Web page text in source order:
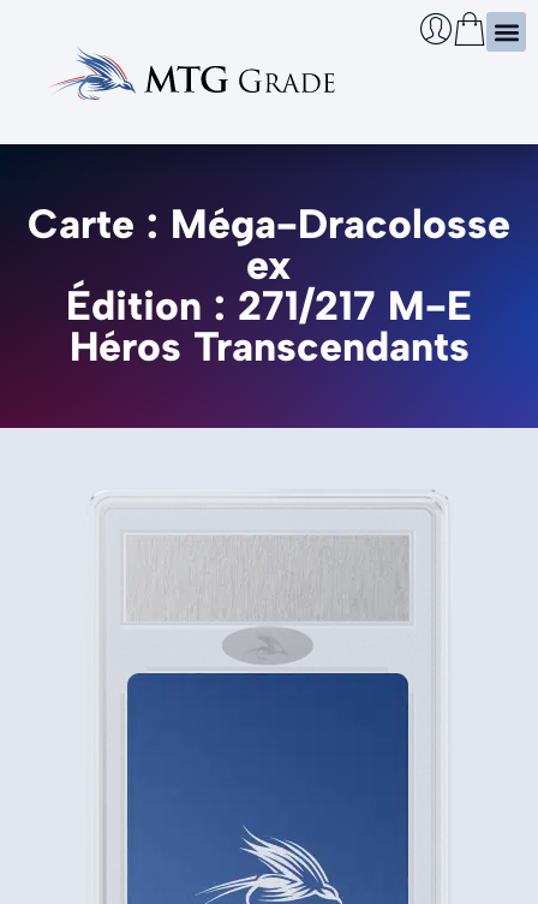
Carte : Méga-Dracolosse
ex
Édition : 271/217 M-E
Héros Transcendants